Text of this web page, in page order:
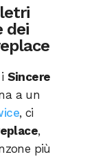
dei
Sincere
a un
, ci
,
più